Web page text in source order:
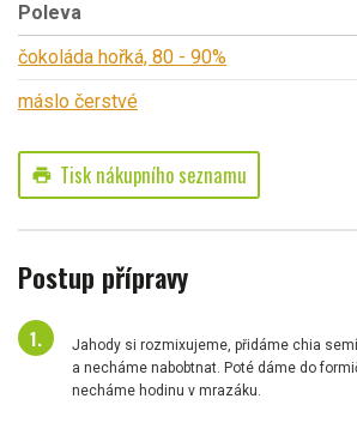
Poleva
čokoláda hořká, 80 - 90%
máslo čerstvé
print Tisk nákupního seznamu
Postup přípravy
Jahody si rozmixujeme, přidáme chia
a necháme nabobtnat. Poté dáme do
necháme hodinu v mrazáku.